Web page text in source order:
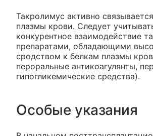
Такролимус активно
плазмы крови. Следует
конкурентное взаимодействие
препаратами, обладающими
сродством к белкам плазмы
пероральные антикоагулянты,
гипогликемические средства).
Особые указания